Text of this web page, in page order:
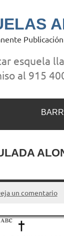
esquela
al 915
un comentario